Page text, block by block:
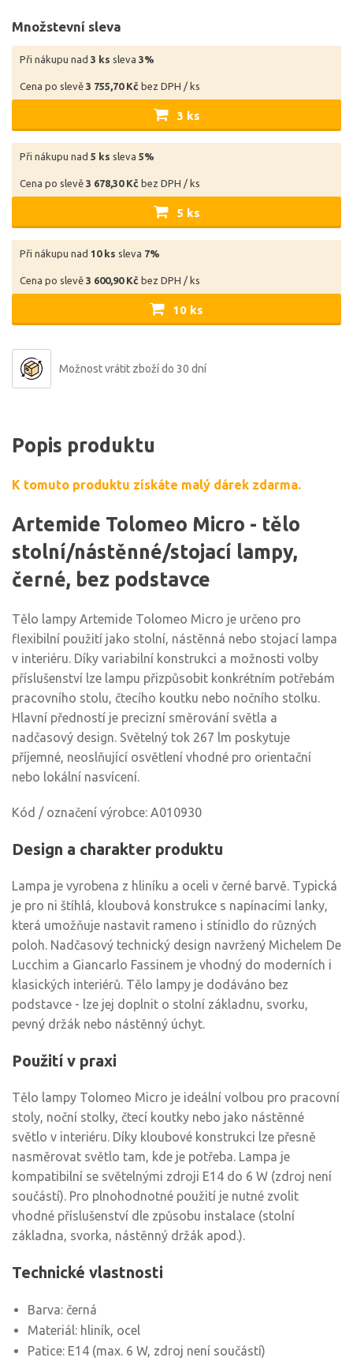
Množstevní sleva
Při nákupu nad 3 ks sleva 3%
Cena po slevě 3 755,70 Kč bez DPH / ks
3 ks
Při nákupu nad 5 ks sleva 5%
Cena po slevě 3 678,30 Kč bez DPH / ks
5 ks
Při nákupu nad 10 ks sleva 7%
Cena po slevě 3 600,90 Kč bez DPH / ks
10 ks
Možnost vrátit zboží do 30 dní
Popis produktu
K tomuto produktu získáte malý dárek zdarma.
Artemide Tolomeo Micro - tělo
stolní/nástěnné/stojací lampy,
černé, bez podstavce
Tělo lampy Artemide Tolomeo Micro je určeno pro
flexibilní použití jako stolní, nástěnná nebo stojací lampa
v interiéru. Díky variabilní konstrukci a možnosti volby
příslušenství lze lampu přizpůsobit konkrétním potřebám
pracovního stolu, čtecího koutku nebo nočního stolku.
Hlavní předností je precizní směrování světla a
nadčasový design. Světelný tok 267 lm poskytuje
příjemné, neoslňující osvětlení vhodné pro orientační
nebo lokální nasvícení.
Kód / označení výrobce: A010930
Design a charakter produktu
Lampa je vyrobena z hliníku a oceli v černé barvě. Typická
je pro ni štíhlá, kloubová konstrukce s napínacími lanky,
která umožňuje nastavit rameno i stínidlo do různých
poloh. Nadčasový technický design navržený Michelem De
Lucchim a Giancarlo Fassinem je vhodný do moderních i
klasických interiérů. Tělo lampy je dodáváno bez
podstavce - lze jej doplnit o stolní základnu, svorku,
pevný držák nebo nástěnný úchyt.
Použití v praxi
Tělo lampy Tolomeo Micro je ideální volbou pro pracovní
stoly, noční stolky, čtecí koutky nebo jako nástěnné
světlo v interiéru. Díky kloubové konstrukci lze přesně
nasměrovat světlo tam, kde je potřeba. Lampa je
kompatibilní se světelnými zdroji E14 do 6 W (zdroj není
součástí). Pro plnohodnotné použití je nutné zvolit
vhodné příslušenství dle způsobu instalace (stolní
základna, svorka, nástěnný držák apod.).
Technické vlastnosti
Barva: černá
Materiál: hliník, ocel
Patice: E14 (max. 6 W, zdroj není součástí)